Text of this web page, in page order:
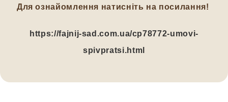
Для ознайомлення натисніть на посилання!
https://fajnij-sad.com.ua/cp78772-umovi-
spivpratsi.html